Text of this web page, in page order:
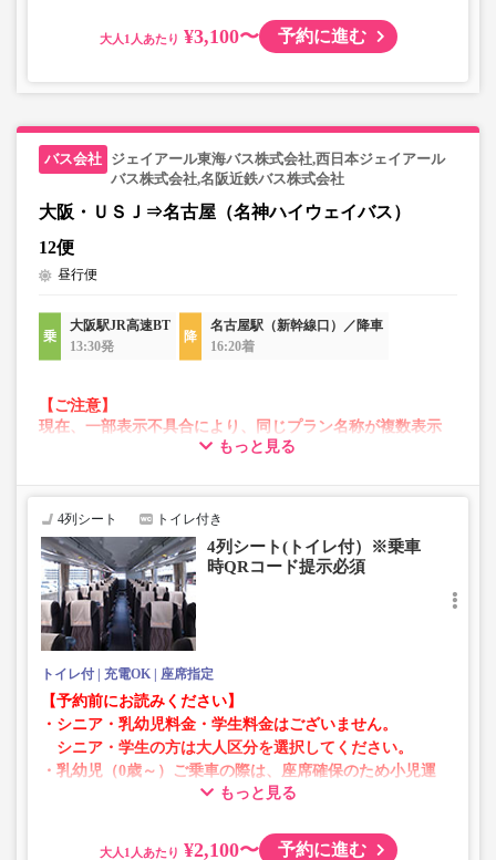
・AM1時～5時の間はシステムメンテナンスの為ご予約が
す。
・販売日・便ごとに随時価格が変動いたします。購入時に
販売価格をご確認の上でご予約をお願いいたします。
・一部取り扱いのない停留所がある場合がございます。
大人 ¥3,100〜 予約に進む
ジェイアール東海バス株式会社,西日本ジェイアール
バス株式会社,名阪近鉄バス株式会社
大阪・ＵＳＪ⇒名古屋（名神ハイウェイバス）
12便
昼行便
大阪駅JR高速BT
13:30発
名古屋駅（新幹線口）／降車
16:20着
【ご注意】
現在、一部表示不具合により、同じプラン名称が複数表示
される場合がございます。
います。
お手数をおかけいたしますが、エラー表示が出た場合は、
たします。
もっと見る
4列シート トイレ付き
4列シート(トイレ付）※乗車
時QRコード提示必須
トイレ付 充電OK 座席指定
【予約前にお読みください】
・シニア・乳幼児料金・学生料金はございません。
シニア・学生の方は大人区分を選択してください。
・乳幼児（0歳～）ご乗車の際は、座席確保のため小児運
賃での乗車券が必要です。もっと見る
大人 ¥2,100〜 予約に進む